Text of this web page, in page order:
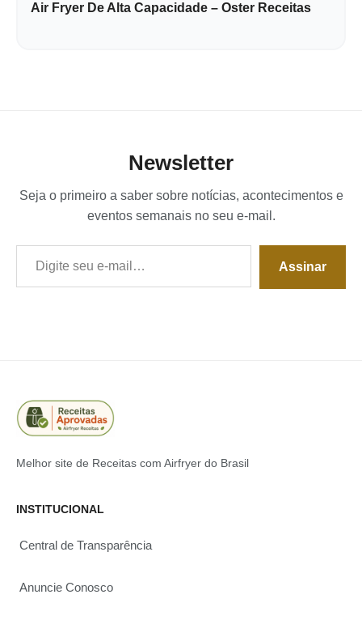
Air Fryer De Alta Capacidade – Oster Receitas
Newsletter
Seja o primeiro a saber sobre notícias, acontecimentos e
eventos semanais no seu e-mail.
Digite seu e-mail…
Assinar
Melhor site de Receitas com Airfryer do Brasil
INSTITUCIONAL
Central de Transparência
Anuncie Conosco